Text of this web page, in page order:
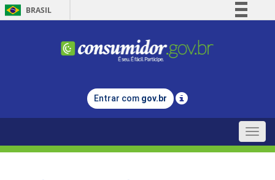
BRASIL
Comunica BR
Legislação
Entrar com gov.br
Toggle